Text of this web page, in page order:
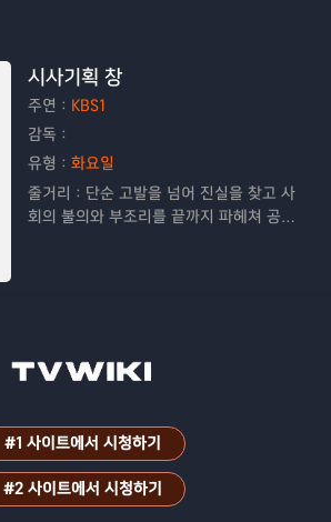
시사기획 창
주연： KBS1
감독：
유형： 화요일
줄거리： 단순 고발을 넘어 진실을 찾고 사
회의 불의와 부조리를 끝까지 파헤쳐 공정
#1 사이트에서 시청하기
#2 사이트에서 시청하기